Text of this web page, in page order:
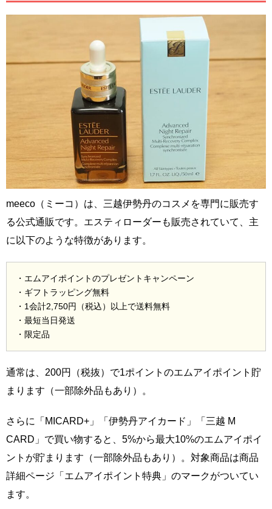
meeco（ミーコ）は、三越伊勢丹のコスメを専門に販売す
る公式通販です。エスティローダーも販売されていて、主
に以下のような特徴があります。
・エムアイポイントのプレゼントキャンペーン
・ギフトラッピング無料
・1会計2,750円（税込）以上で送料無料
・最短当日発送
・限定品
通常は、200円（税抜）で1ポイントのエムアイポイント貯
まります（一部除外品もあり）。
さらに「MICARD+」「伊勢丹アイカード」「三越 M
CARD」で買い物すると、5%から最大10%のエムアイポイ
ントが貯まります（一部除外品もあり）。対象商品は商品
詳細ページ「エムアイポイント特典」のマークがついてい
ます。